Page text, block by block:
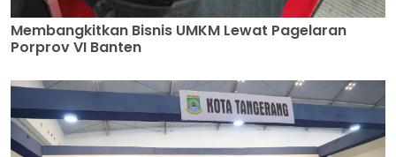
Membangkitkan Bisnis UMKM Lewat Pagelaran
Porprov VI Banten